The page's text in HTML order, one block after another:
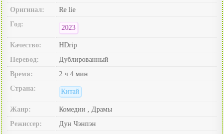
Оригинал:
Re lie
Год:
2023
Качество:
HDrip
Перевод:
Дублированный
Время:
2 ч 4 мин
Страна:
Китай
Жанр:
Комедии , Драмы
Режиссер:
Дун Чэнпэн